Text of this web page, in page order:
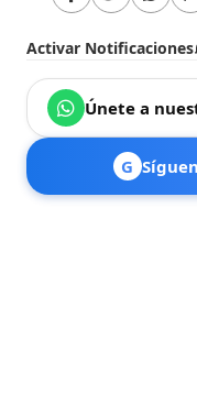
Activar Notificaciones
Únete a
G